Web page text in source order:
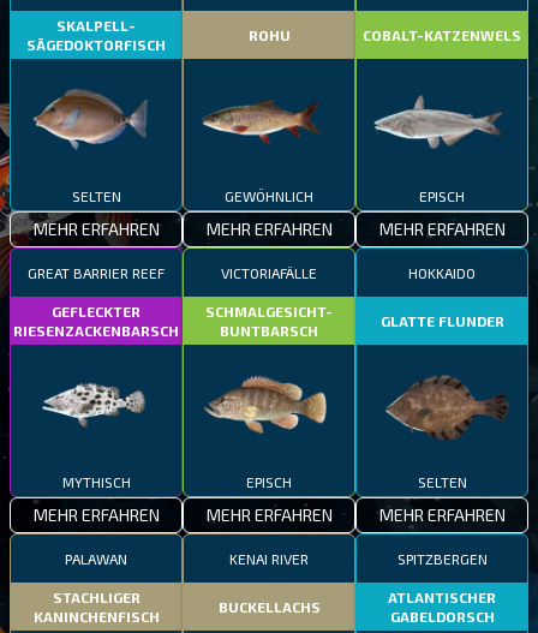
SKALPELL-
SÄGEDOKTORFISCH
SELTEN
MEHR ERFAHREN
ROHU
GEWÖHNLICH
MEHR ERFAHREN
COBALT-KATZENWELS
EPISCH
MEHR ERFAHREN
GREAT BARRIER REEF
GEFLECKTER
RIESENZACKENBARSCH
MYTHISCH
MEHR ERFAHREN
VICTORIAFÄLLE
SCHMALGESICHT-
BUNTBARSCH
EPISCH
MEHR ERFAHREN
HOKKAIDO
GLATTE FLUNDER
SELTEN
MEHR ERFAHREN
PALAWAN
STACHLIGER
KANINCHENFISCH
KENAI RIVER
BUCKELLACHS
SPITZBERGEN
ATLANTISCHER
GABELDORSCH